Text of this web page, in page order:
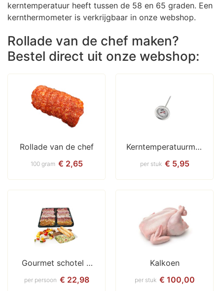
kerntemperatuur heeft tussen de 58 en 65 graden. Een
kernthermometer is verkrijgbaar in onze webshop.
Rollade van de chef maken?
Bestel direct uit onze webshop:
Rollade van de chef
€ 2,65
100 gram
Kerntemperatuurmet
er
€ 5,95
per stuk
Gourmet schotel /
bakplaat compleet
€ 22,98
per persoon
Kalkoen
€ 100,00
per stuk